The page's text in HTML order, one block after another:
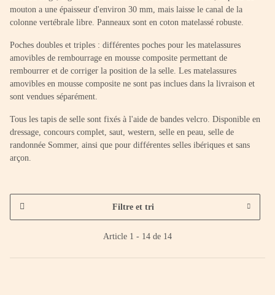
mouton a une épaisseur d'environ 30 mm, mais laisse le canal de la
colonne vertébrale libre. Panneaux sont en coton matelassé robuste.
Poches doubles et triples : différentes poches pour les matelassures
amovibles de rembourrage en mousse composite permettant de
rembourrer et de corriger la position de la selle. Les matelassures
amovibles en mousse composite ne sont pas inclues dans la livraison et
sont vendues séparément.
Tous les tapis de selle sont fixés à l'aide de bandes velcro. Disponible en
dressage, concours complet, saut, western, selle en peau, selle de
randonnée Sommer, ainsi que pour différentes selles ibériques et sans
arçon.
Filtre et tri
Article 1 - 14 de 14